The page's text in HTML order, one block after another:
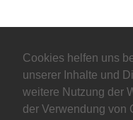
Cookies helfen uns
unserer Inhalte und
weitere Nutzung der
der Verwendung von
©